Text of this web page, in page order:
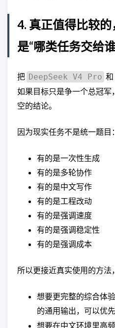
4. 真正值得比较
是“哪类任务交给
把 DeepSeek V4 Pro 和
如果目标只是争一个总冠军
空的结论。
因为现实任务不是统一题目：
有的是一次性生成
有的是多轮协作
有的是中文写作
有的是工程改动
有的是强调速度
有的是强调稳定性
有的是强调成本
所以更接近真实使用的方法
想要更完整的综合体
的通用输出，可以优
想要在中文环境里高